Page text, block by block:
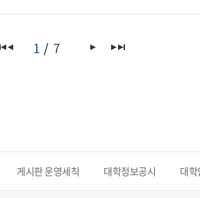
1 7
게시판 운영세칙 대학정보공시 대